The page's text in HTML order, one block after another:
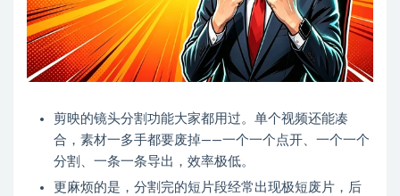
剪映的镜头分割功能大家都用过。单个视频还能凑
合，素材一多手都要废掉——一个一个点开、一个一个
分割、一条一条导出，效率极低。
更麻烦的是，分割完的短片段经常出现极短废片，后